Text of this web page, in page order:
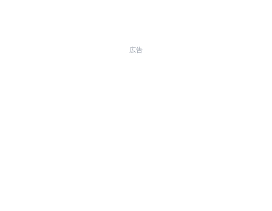
広告